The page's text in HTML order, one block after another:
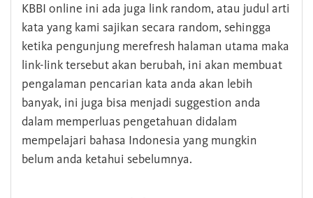
KBBI online ini ada juga link random, atau judul arti
kata yang kami sajikan secara random, sehingga
ketika pengunjung merefresh halaman utama maka
link-link tersebut akan berubah, ini akan membuat
pengalaman pencarian kata anda akan lebih
banyak, ini juga bisa menjadi suggestion anda
dalam memperluas pengetahuan didalam
mempelajari bahasa Indonesia yang mungkin
belum anda ketahui sebelumnya.